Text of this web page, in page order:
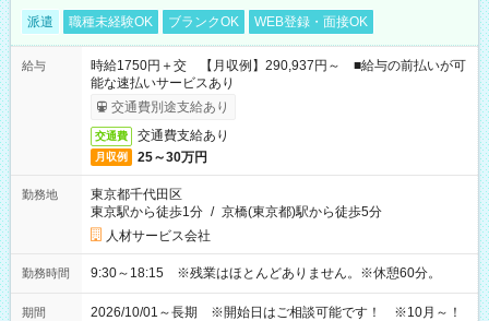
派遣 職種未経験OK ブランクOK WEB登録・面接OK
給与
時給1750円＋交 【月収例】290,937円～ ■給与の前払いが可
能な速払いサービスあり
交通費別途支給あり
交通費 交通費支給あり
月収例 25～30万円
勤務地
東京都千代田区
東京駅から徒歩1分 / 京橋(東京都)駅から徒歩5分
人材サービス会社
勤務時間 9:30～18:15 ※残業はほとんどありません。※休憩60分。
期間 2026/10/01～長期 ※開始日はご相談可能です！ ※10月～！